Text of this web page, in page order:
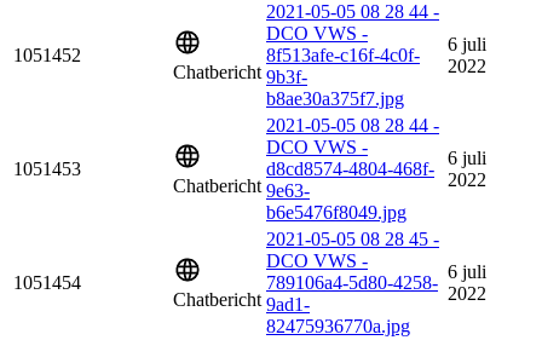
1051452
Chatbericht
2021-05-05 08 28 44 -
DCO VWS -
8f513afe-c16f-4c0f-
9b3f-
b8ae30a375f7.jpg
6 juli
2022
1051453
Chatbericht
2021-05-05 08 28 44 -
DCO VWS -
d8cd8574-4804-468f-
9e63-
b6e5476f8049.jpg
6 juli
2022
1051454
Chatbericht
2021-05-05 08 28 45 -
DCO VWS -
789106a4-5d80-4258-
9ad1-
82475936770a.jpg
6 juli
2022